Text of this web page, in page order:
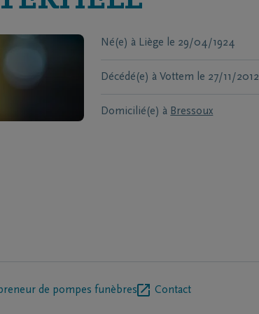
Né(e) à Liège le 29/04/1924
Décédé(e) à Vottem le 27/11/2012
Domicilié(e) à Bressoux
de pompes funèbres Contact